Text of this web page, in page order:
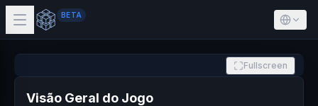
BETA
Fullscreen
Visão Geral do Jogo